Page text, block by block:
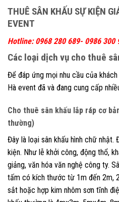
THUÊ SÂN KHẤU SỰ KIỆN
EVENT
Hotline: 0968 280 689- 0986 300
Các loại dịch vụ cho thuê
Để đáp ứng mọi nhu cầu của khách
Hà event đã và đang cung cấp
Cho thuê sân khấu lắp ráp cơ
thường)
Đây là loại sân khấu hình chữ
kiện. Như lễ khởi công, động thổ,
giảng, văn hóa văn nghệ công ty.
tấm có kích thước từ 1m đến 2m,
sắt hoặc hợp kim nhôm sơn tĩnh